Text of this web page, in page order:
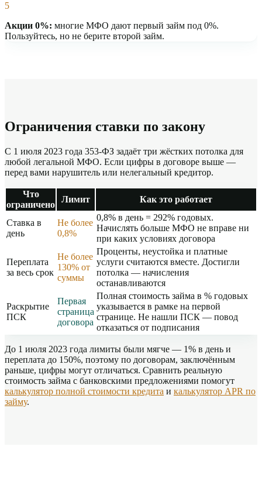
5
Акции 0%: многие МФО дают первый займ под 0%.
Пользуйтесь, но не берите второй займ.
Ограничения ставки по закону
С 1 июля 2023 года 353-ФЗ задаёт три жёстких потолка для
любой легальной МФО. Если цифры в договоре выше —
перед вами нарушитель или нелегальный кредитор.
Что
ограничено
Лимит Как это работает
Ставка в
день
Не более
0,8%
0,8% в день = 292% годовых.
Начислять больше МФО не вправе ни
при каких условиях договора
Переплата
за весь срок
Не более
130% от
суммы
Проценты, неустойка и платные
услуги считаются вместе. Достигли
потолка — начисления
останавливаются
Раскрытие
ПСК
Первая
страница
договора
Полная стоимость займа в % годовых
указывается в рамке на первой
странице. Не нашли ПСК — повод
отказаться от подписания
До 1 июля 2023 года лимиты были мягче — 1% в день и
переплата до 150%, поэтому по договорам, заключённым
раньше, цифры могут отличаться. Сравнить реальную
стоимость займа с банковскими предложениями помогут
калькулятор полной стоимости кредита и калькулятор APR по
займу.